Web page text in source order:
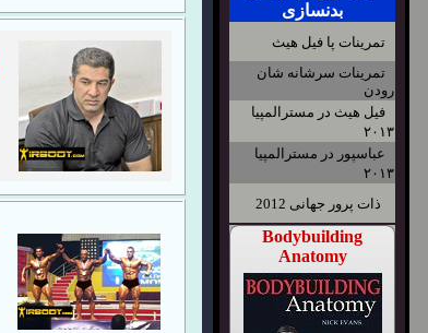
بدنسازی
تمرینات پا فیل هیث
تمرینات سرشانه شان
رودن
فیل هیث در مسترالمپیا
۲۰۱۳
عباسپور در مسترالمپیا
۲۰۱۳
ذات پرور جهانی 2012
Bodybuilding
Anatomy